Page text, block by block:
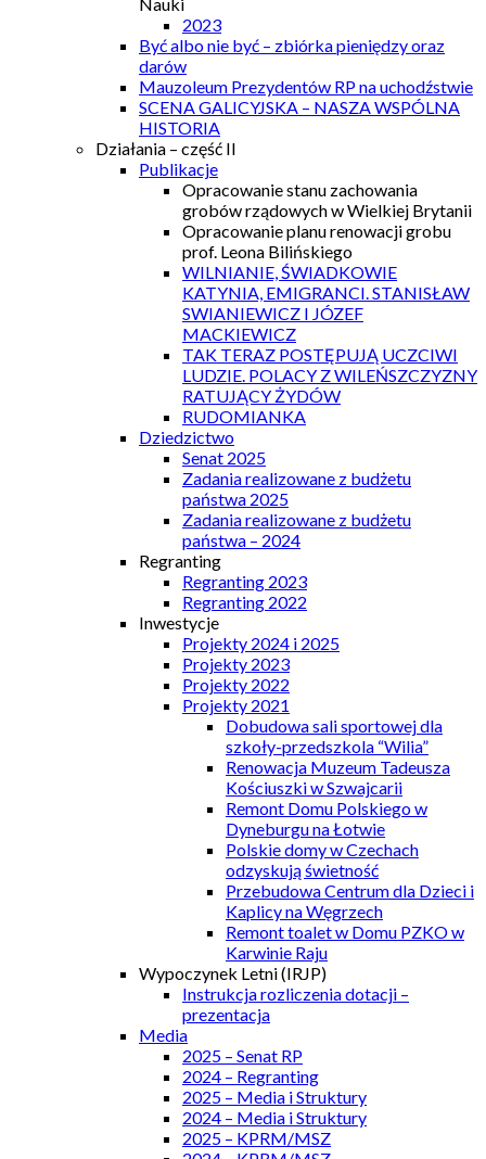
2023
Być albo nie być – zbiórka pieniędzy oraz
darów
Mauzoleum Prezydentów RP na uchodźstwie
SCENA GALICYJSKA – NASZA WSPÓLNA
HISTORIA
Działania – część II
Publikacje
Opracowanie stanu zachowania
grobów rządowych w Wielkiej Brytanii
Opracowanie planu renowacji grobu
prof. Leona Bilińskiego
WILNIANIE, ŚWIADKOWIE
KATYNIA, EMIGRANCI. STANISŁAW
SWIANIEWICZ I JÓZEF
MACKIEWICZ
TAK TERAZ POSTĘPUJĄ UCZCIWI
LUDZIE. POLACY Z WILEŃSZCZYZNY
RATUJĄCY ŻYDÓW
RUDOMIANKA
Dziedzictwo
Senat 2025
Zadania realizowane z budżetu
państwa 2025
Zadania realizowane z budżetu
państwa – 2024
Regranting
Regranting 2023
Regranting 2022
Inwestycje
Projekty 2024 i 2025
Projekty 2023
Projekty 2022
Projekty 2021
Dobudowa sali sportowej dla
szkoły-przedszkola “Wilia”
Renowacja Muzeum Tadeusza
Kościuszki w Szwajcarii
Remont Domu Polskiego w
Dyneburgu na Łotwie
Polskie domy w Czechach
odzyskują świetność
Przebudowa Centrum dla Dzieci i
Kaplicy na Węgrzech
Remont toalet w Domu PZKO w
Karwinie Raju
Wypoczynek Letni (IRJP)
Instrukcja rozliczenia dotacji –
prezentacja
Media
2025 – Senat RP
2024 – Regranting
2025 – Media i Struktury
2024 – Media i Struktury
2025 – KPRM/MSZ